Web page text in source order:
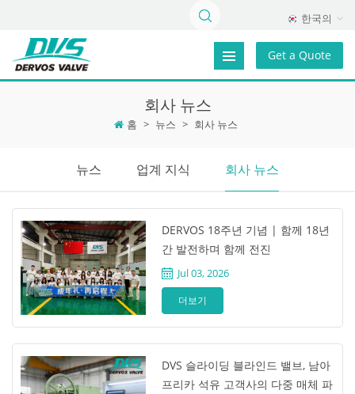
한국의
Get a Quote
회사 뉴스
홈 > 뉴스 > 회사 뉴스
뉴스 업계 지식 회사 뉴스
DERVOS 18주년 기념 | 함께 18년
간 발전하며 함께 전진
Jul 03, 2026
더보기
DVS 슬라이딩 블라인드 밸브, 남아
프리카 석유 고객사의 다중 매체 파